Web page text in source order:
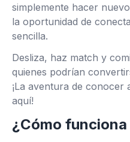
simplemente hacer
la oportunidad de
sencilla.
Desliza, haz match y
quienes podrían
¡La aventura de conocer
aquí!
¿Cómo